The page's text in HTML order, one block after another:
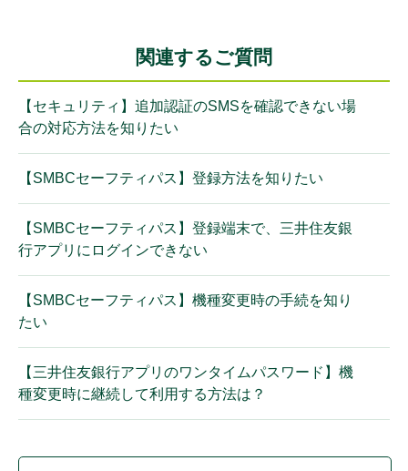
関連するご質問
【セキュリティ】追加認証のSMSを確認できない場
合の対応方法を知りたい
【SMBCセーフティパス】登録方法を知りたい
【SMBCセーフティパス】登録端末で、三井住友銀
行アプリにログインできない
【SMBCセーフティパス】機種変更時の手続を知り
たい
【三井住友銀行アプリのワンタイムパスワード】機
種変更時に継続して利用する方法は？